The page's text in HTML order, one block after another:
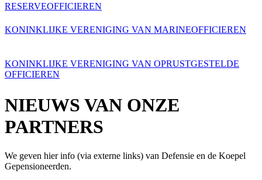
RESERVEOFFICIEREN
KONINKLIJKE VERENIGING VAN MARINEOFFICIEREN
KONINKLIJKE VERENIGING VAN OPRUSTGESTELDE
OFFICIEREN
NIEUWS VAN ONZE
PARTNERS
We geven hier info (via externe links) van Defensie en de Koepel
Gepensioneerden.